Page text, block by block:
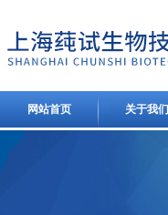
网站首页 关于我们